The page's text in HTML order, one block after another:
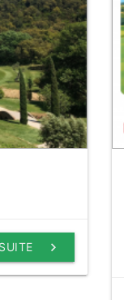
keyboard_arrow_right